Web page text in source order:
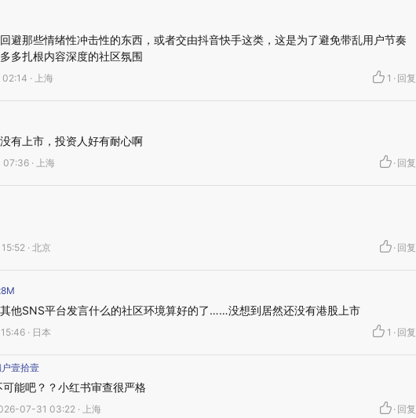
避那些情绪性冲击性的东西，或者交由抖音快手这类，这是为了避免带乱用户节奏
多扎根内容深度的社区氛围
· 上海 1 · 回复
有上市，投资人好有耐心啊
· 上海 · 回复
· 北京 · 回复
他SNS平台发言什么的社区环境算好的了……没想到居然还没有港股上市
· 日本 1 · 回复
壹拾壹
可能吧？？小红书审查很严格
07-31 03:22 · 上海 · 回复